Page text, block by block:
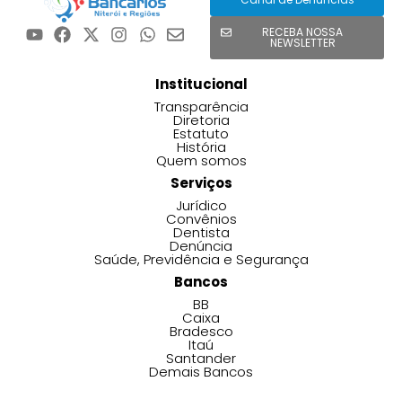
RECEBA NOSSA
NEWSLETTER
Institucional
Transparência
Diretoria
Estatuto
História
Quem somos
Serviços
Jurídico
Convênios
Dentista
Denúncia
Saúde, Previdência e Segurança
Bancos
BB
Caixa
Bradesco
Itaú
Santander
Demais Bancos